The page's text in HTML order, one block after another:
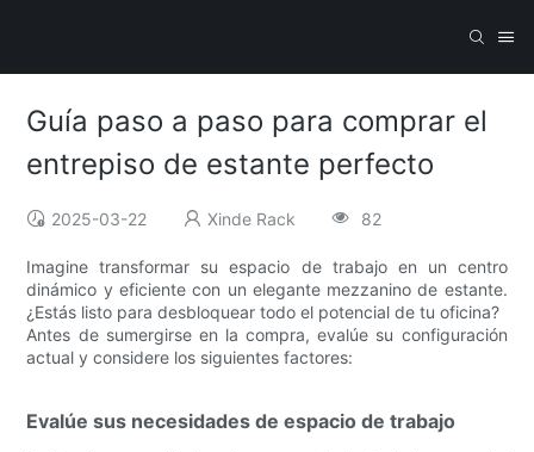
Guía paso a paso para comprar el
entrepiso de estante perfecto
2025-03-22 Xinde Rack 82
Imagine transformar su espacio de trabajo en un centro
dinámico y eficiente con un elegante mezzanino de estante.
¿Estás listo para desbloquear todo el potencial de tu oficina?
Antes de sumergirse en la compra, evalúe su configuración
actual y considere los siguientes factores:
Evalúe sus necesidades de espacio de trabajo